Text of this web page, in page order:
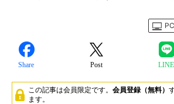
Share Post LINE
この記事は会員限定です。 会員登録（無料）
ます。